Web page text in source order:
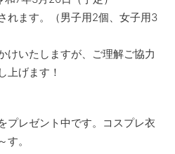
れます。（男子用2個、女子用3
けいたしますが、ご理解ご協力
上げます！
プレゼント中です。コスプレ衣
。